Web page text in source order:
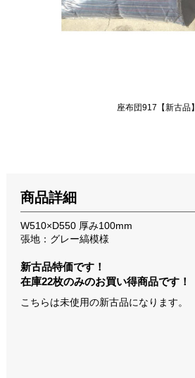
座布団917【新古品】
商品詳細
W510×D550 厚み100mm
張地：グレー縞模様
新古品特価です！
在庫22枚のみのお買い得商品です！
こちらは未使用の新古品になります。